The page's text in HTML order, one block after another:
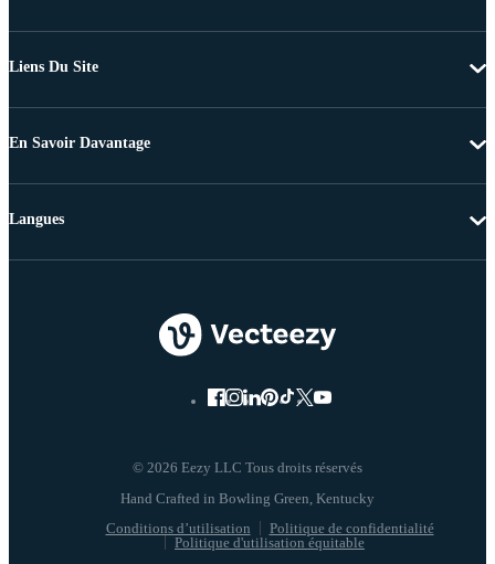
Liens Du Site
En Savoir Davantage
© 2026 Eezy LLC Tous droits réservés
Conditions d’utilisation
Politique de confidentialité
Politique d'utilisation équitable
Langues